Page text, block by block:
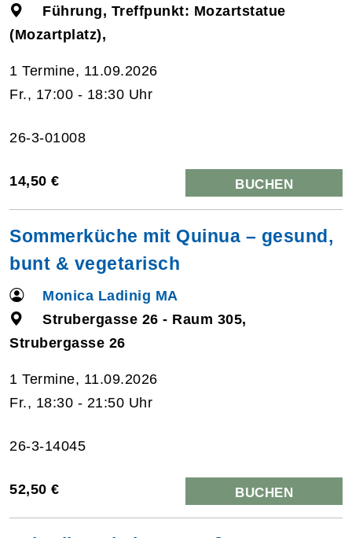
Führung, Treffpunkt: Mozartstatue
(Mozartplatz),
1 Termine, 11.09.2026
Fr., 17:00 - 18:30 Uhr
26-3-01008
14,50 € BUCHEN
Sommerküche mit Quinua – gesund,
bunt & vegetarisch
Monica Ladinig MA
Strubergasse 26 - Raum 305,
Strubergasse 26
1 Termine, 11.09.2026
Fr., 18:30 - 21:50 Uhr
26-3-14045
52,50 € BUCHEN